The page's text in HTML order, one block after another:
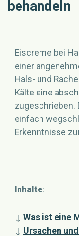
behandeln
Eiscreme bei
einer
Hals- und
Kälte eine
zugeschrieben.
einfach
Erkenntnisse
Inhalte:
↓ Was ist eine
↓ Ursachen